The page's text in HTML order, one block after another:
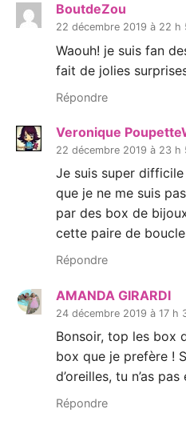
BoutdeZou
22 décembre 2019 à 22 h
Waouh! je suis fan
fait de jolies
Répondre
Veronique
22 décembre 2019 à 23 h
Je suis super difficile
que je ne me suis
par des box de
cette paire de
Répondre
AMANDA GIRARDI
24 décembre 2019 à 17 h
Bonsoir, top les box
box que je prefère !
d’oreilles, tu n’as
Répondre